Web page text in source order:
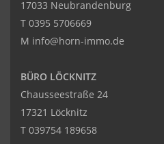
17033 Neubrandenburg
T 0395 5706669
M info@horn-immo.de
BÜRO LÖCKNITZ
Chausseestraße 24
17321 Löcknitz
T 039754 189658